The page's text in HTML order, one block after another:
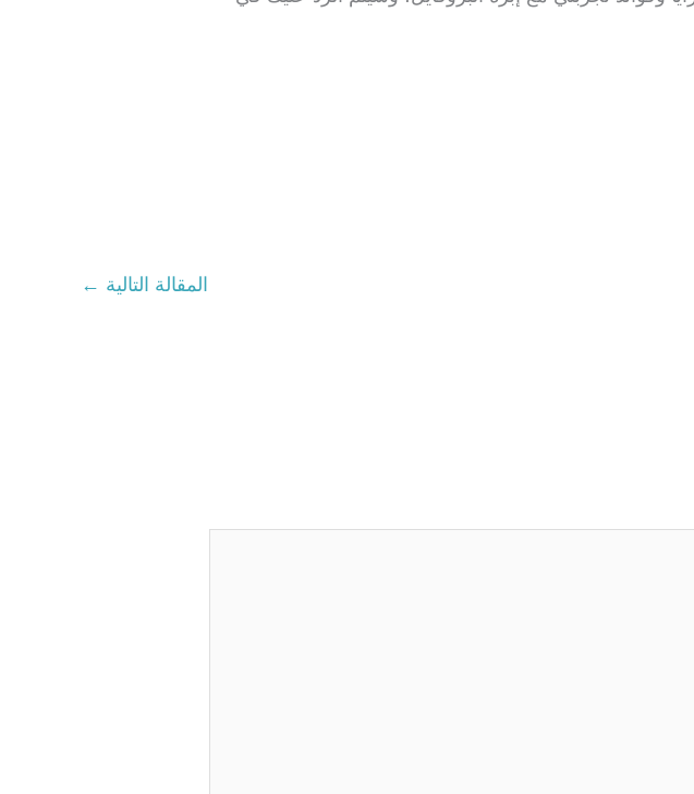
المقالة التالية ←